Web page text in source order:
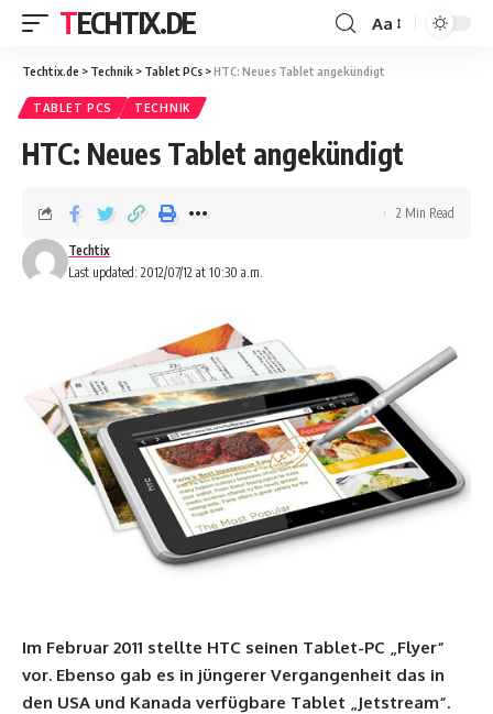
TECHTIX.DE Aa
Techtix.de > Technik > Tablet PCs >HTC: Neues Tablet angekündigt
TABLET PCS TECHNIK
HTC: Neues Tablet angekündigt
Last updated: 2012/07/12 at 10:30 a.m.
Techtix
2 Min Read
Im Februar 2011 stellte HTC seinen Tablet-PC „Flyer“
vor. Ebenso gab es in jüngerer Vergangenheit das in
den USA und Kanada verfügbare Tablet „Jetstream“.